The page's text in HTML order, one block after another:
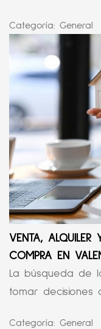
Categoría: General
VENTA,
COMPRA EN
La búsqueda de
tomar decisiones
Categoría: General